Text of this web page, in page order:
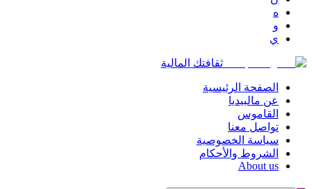
ه
و
ي
ثقافتك المالية
الصفحة الرئيسية
عن مالبيديا
القاموس
تواصل معنا
سياسة الخصوصية
الشروط والأحكام
About us